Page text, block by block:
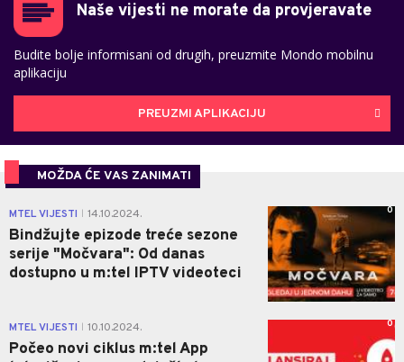
Naše vijesti ne morate da provjeravate
Budite bolje informisani od drugih, preuzmite Mondo mobilnu
aplikaciju
PREUZMI APLIKACIJU
MOŽDA ĆE VAS ZANIMATI
MTEL VIJESTI 14.10.2024.
Bindžujte epizode treće sezone
serije "Močvara": Od danas
dostupno u m:tel IPTV videoteci
0
MTEL VIJESTI 10.10.2024.
Počeo novi ciklus m:tel App
0